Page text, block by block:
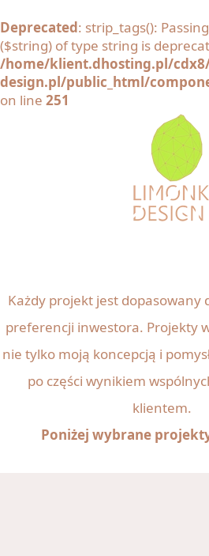
Deprecated: strip_tags():
($string) of type string is
/home/klient.dhosting.pl/
design.pl/public_html/
on line 251
Każdy projekt jest dopasowany
preferencji inwestora. Projekty
nie tylko moją koncepcją i
po części wynikiem
klientem.
Poniżej wybrane